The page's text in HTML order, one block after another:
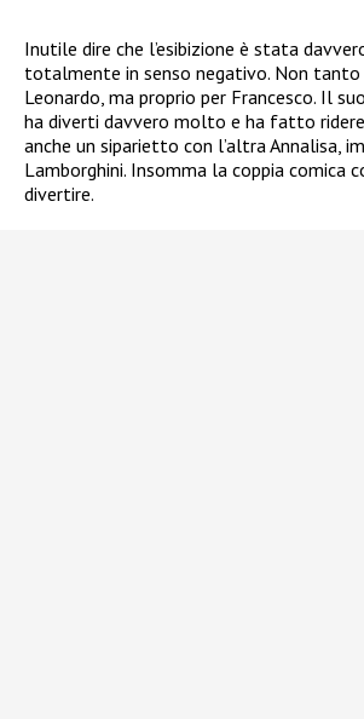
Inutile dire che l’esibizione è stata
totalmente in senso negativo. Non tanto
Leonardo, ma proprio per Francesco. Il
ha diverti davvero molto e ha fatto
anche un siparietto con l’altra Annalisa,
Lamborghini. Insomma la coppia comica
divertire.